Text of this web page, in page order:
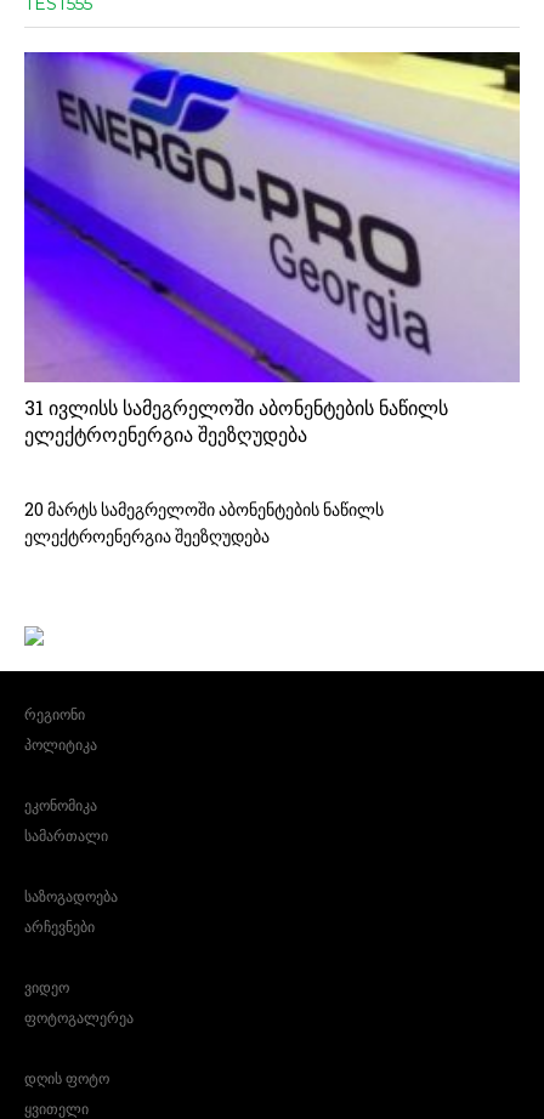
31 ივლისს სამეგრელოში აბონენტების ნაწილს
ელექტროენერგია შეეზღუდება
20 მარტს სამეგრელოში აბონენტების ნაწილს
ელექტროენერგია შეეზღუდება
რეგიონი
პოლიტიკა
ეკონომიკა
სამართალი
საზოგადოება
არჩევნები
ვიდეო
ფოტოგალერეა
დღის ფოტო
ყვითელი